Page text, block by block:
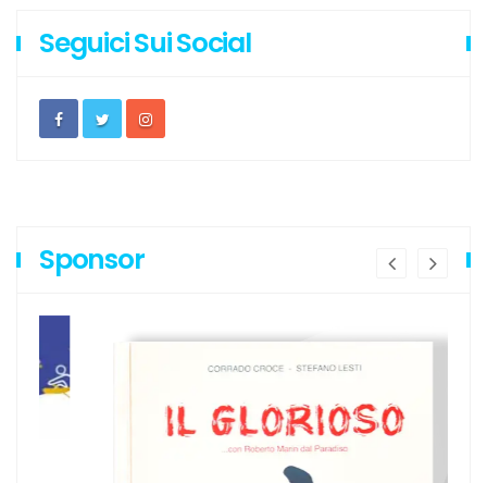
Seguici Sui Social
Sponsor